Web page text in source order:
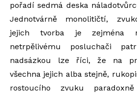
pořadí sedmá deska
Jednotvárně monolitičtí,
jejich tvorba je zejména
netrpělivému posluchači
nadsázkou lze říci, že na
všechna jejich alba stejně,
rostoucího zvuku